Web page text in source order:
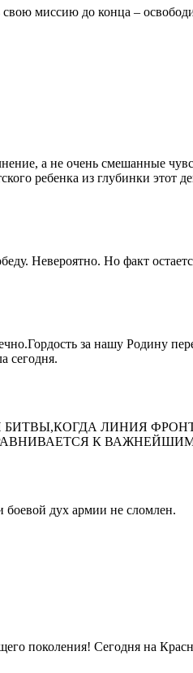
миссию до конца –
а не очень смешанные
ребенка из глубинки этот
Невероятно. Но факт
за нашу Родину
сегодня.
ЛИНИЯ
К
боевой дух армии не сломлен.
поколения! Сегодня на